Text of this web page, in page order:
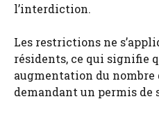
l’interdiction.
Les restrictions ne
résidents, ce qui signifie
augmentation du nombre
demandant un permis de